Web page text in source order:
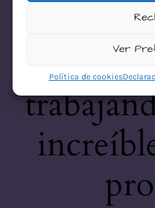
Ver
Política de cookies